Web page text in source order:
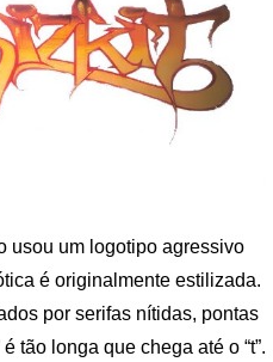
usou um logotipo agressivo
é originalmente estilizada.
por serifas nítidas, pontas
tão longa que chega até o “t”.